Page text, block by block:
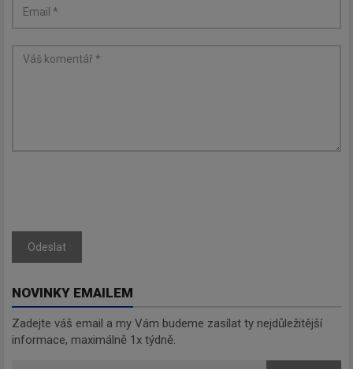
Odeslat
NOVINKY EMAILEM
Zadejte váš email a my Vám budeme zasílat ty nejdůležitější
informace, maximálně 1x týdně.